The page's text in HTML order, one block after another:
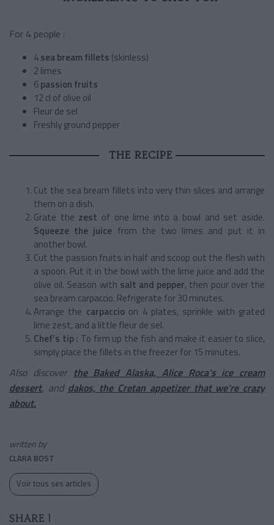
For 4 people :
4sea bream fillets (skinless)
2 limes
6passion fruits
12 cl of olive oil
Fleur de sel
Freshly ground pepper
THE RECIPE
Cut the sea bream fillets into very thin slices and arrange
them on a dish.
Grate the zest of one lime into a bowl and set aside.
Squeeze the juice from the two limes and put it in
another bowl.
Cut the passion fruits in half and scoop out the flesh with
a spoon. Put it in the bowl with the lime juice and add the
olive oil. Season with salt and pepper, then pour over the
sea bream carpaccio. Refrigerate for 30 minutes.
Arrange the carpaccio on 4 plates, sprinkle with grated
lime zest, and a little fleur de sel.
Chef’s tip : To firm up the fish and make it easier to slice,
simply place the fillets in the freezer for 15 minutes.
Also discover the Baked Alaska, Alice Roca’s ice cream
dessert, and dakos, the Cretan appetizer that we’re crazy
about.
written by
CLARA BOST
Voir tous ses articles
SHARE !